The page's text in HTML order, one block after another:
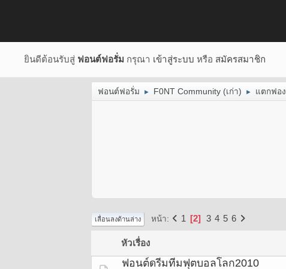
ยินดีต้อนรับสู่ ฟอนต์ฟอรั่ม กรุณา เข้าสู่ระบบ หรือ สมัครสมาชิก
ฟอนต์ฟอรั่ม ► F0NT Community (เก่า) ► แตกฟอง
เลื่อนลงด้านล่าง หน้า 1 2 3 4 5 6
หัวเรื่อง
ฟอนต์ดรีมทีมฟุตบอลโลก2010